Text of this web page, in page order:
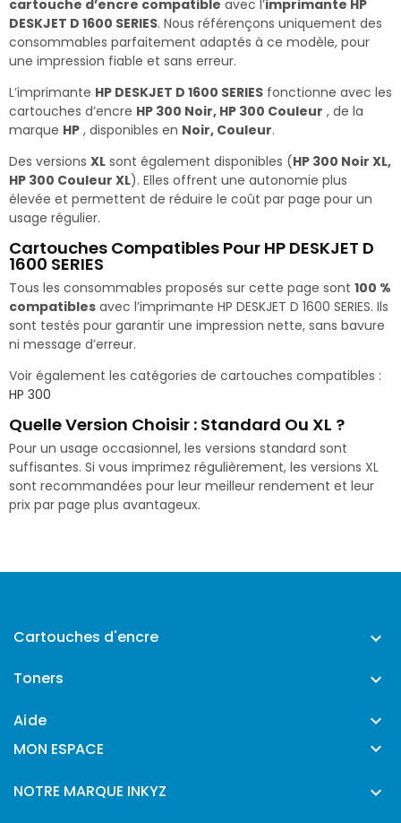
cartouche d’encre compatible avec l’imprimante HP
DESKJET D 1600 SERIES. Nous référençons uniquement des
consommables parfaitement adaptés à ce modèle, pour
une impression fiable et sans erreur.
L’imprimante HP DESKJET D 1600 SERIES fonctionne avec les
cartouches d’encre HP 300 Noir, HP 300 Couleur , de la
marque HP , disponibles en Noir, Couleur.
Des versions XL sont également disponibles (HP 300 Noir XL,
HP 300 Couleur XL). Elles offrent une autonomie plus
élevée et permettent de réduire le coût par page pour un
usage régulier.
Cartouches Compatibles Pour HP DESKJET D
1600 SERIES
Tous les consommables proposés sur cette page sont 100 %
compatibles avec l’imprimante HP DESKJET D 1600 SERIES. Ils
sont testés pour garantir une impression nette, sans bavure
ni message d’erreur.
Voir également les catégories de cartouches compatibles :
HP 300
Quelle Version Choisir : Standard Ou XL ?
Pour un usage occasionnel, les versions standard sont
suffisantes. Si vous imprimez régulièrement, les versions XL
sont recommandées pour leur meilleur rendement et leur
prix par page plus avantageux.
Cartouches d'encre 
Toners 
Aide 
MON ESPACE 
NOTRE MARQUE INKYZ 